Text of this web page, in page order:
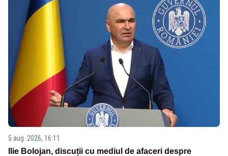
5 aug. 2026, 16:11
Ilie Bolojan, discuții cu mediul de afaceri despre